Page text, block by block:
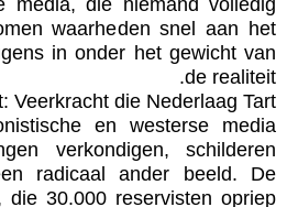
media, die niemand volledig
waarheden snel aan het
in onder het gewicht van
de realiteit.
Veerkracht die Nederlaag Tart
en westerse media
verkondigen, schilderen
radicaal ander beeld. De
die 30.000 reservisten opriep